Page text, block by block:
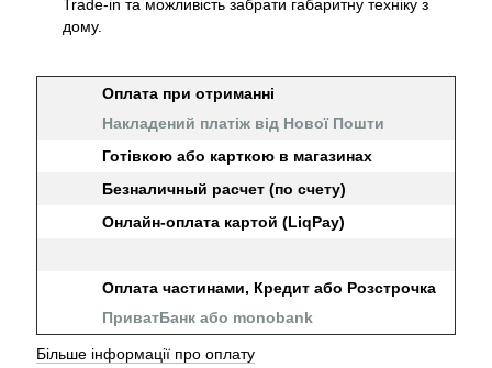
Trade-in та можливість забрати габаритну техніку з
дому.
Оплата при отриманні
Накладений платіж від Нової Пошти
Готівкою або карткою в магазинах
Безналичный расчет (по счету)
Онлайн-оплата картой (LiqPay)
Оплата частинами, Кредит або Розстрочка
ПриватБанк або monobank
Більше інформації про оплату